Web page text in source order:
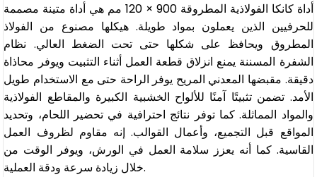
أداة كانكا الفولاذية المطروقة 900 × 120 مم هي أداة متينة مصممة
للحرفيين الذين يعملون بمواد طويلة. هيكلها مصنوع من الفولاذ
المطروق ويحافظ على شكلها حتى تحت الضغط العالي. نظام
الشفرة المسننة يمنع انزلاق قطعة العمل أثناء التثبيت ويوفر محاذاة
دقيقة. مقبضها المعدني المريح يوفر الراحة حتى مع الاستخدام طويل
الأمد. تضمن تثبيتًا آمنًا للألواح الخشبية الكبيرة والمقاطع الفولاذية
والمواد المماثلة. كما توفر نتائج احترافية في تحضير اللحام، وتحديد
المواقع قبل التجميع، وأعمال القوالب. إنه مقاوم لظروف العمل
القاسية. كما أنه يعزز سلامة العمل في الورش، ويوفر الوقت من
خلال زيادة سرعة ودقة العملية.